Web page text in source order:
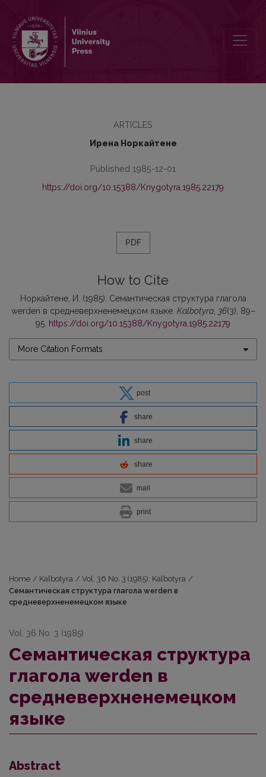
ARTICLES
Ирена Норкайтене
Published 1985-12-01
https://doi.org/10.15388/Knygotyra.1985.22179
PDF
How to Cite
Норкайтене, И. (1985). Семантическая структура глагола
werden в средневерхненемецком языке. Kalbotyra, 36(3), 89–
95. https://doi.org/10.15388/Knygotyra.1985.22179
More Citation Formats
post
share
share
share
mail
print
Home / Kalbotyra / Vol. 36 No. 3 (1985): Kalbotyra /
Семантическая структура глагола werden в
средневерхненемецком языке
Vol. 36 No. 3 (1985)
Семантическая структура
глагола werden в
средневерхненемецком
языке
Abstract